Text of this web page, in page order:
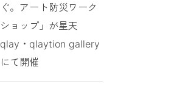
ぐ。アート防災ワーク
ショップ」が星天
qlay・qlaytion gallery
にて開催